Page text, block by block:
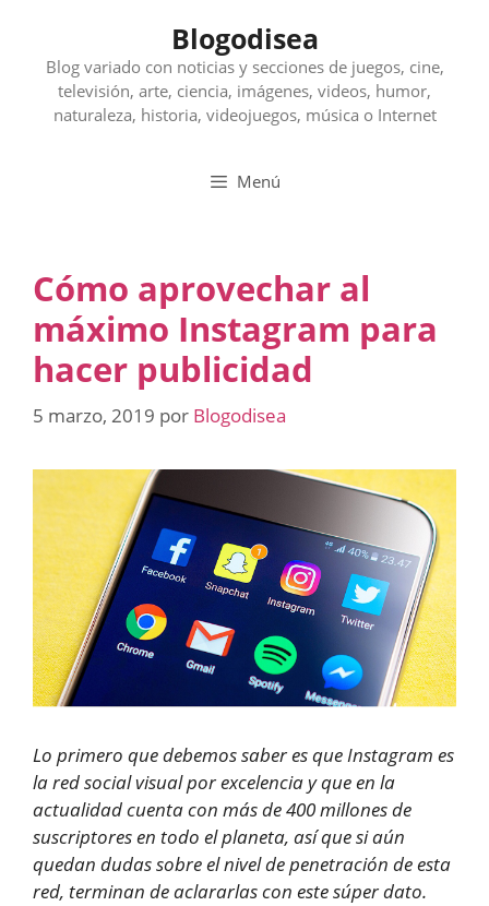
contenido
Blogodisea
Blog variado con noticias y secciones de juegos, cine,
televisión, arte, ciencia, imágenes, videos, humor,
naturaleza, historia, videojuegos, música o Internet
Menú
Cómo aprovechar al
máximo Instagram para
hacer publicidad
5 marzo, 2019 por Blogodisea
Lo primero que debemos saber es que Instagram es
la red social visual por excelencia y que en la
actualidad cuenta con más de 400 millones de
suscriptores en todo el planeta, así que si aún
quedan dudas sobre el nivel de penetración de esta
red, terminan de aclararlas con este súper dato.